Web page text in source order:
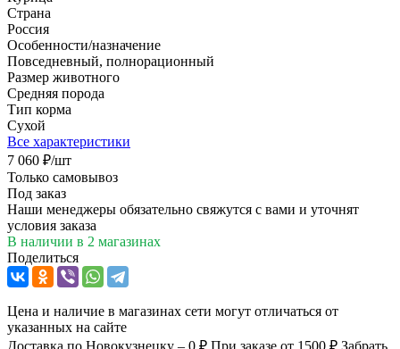
Страна
Россия
Особенности/назначение
Повседневный, полнорационный
Размер животного
Средняя порода
Тип корма
Сухой
Все характеристики
7 060 ₽/шт
Только самовывоз
Под заказ
Наши менеджеры обязательно свяжутся с вами и уточнят
условия заказа
В наличии в 2 магазинах
Поделиться
Цена и наличие в магазинах сети могут отличаться от
указанных на сайте
Доставка по Новокузнецку – 0 ₽ При заказе от 1500 ₽ Забрать